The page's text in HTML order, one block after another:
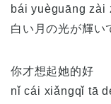
bái yuèguāng zài
白い月の光が輝い
你才想起她的好
nǐ cái xiǎngqǐ tā